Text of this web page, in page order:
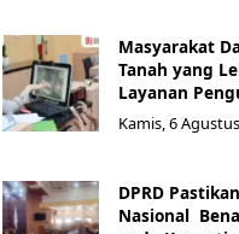
Masyarakat
Tanah yang
Layanan
Kamis, 6
DPRD
Nasional